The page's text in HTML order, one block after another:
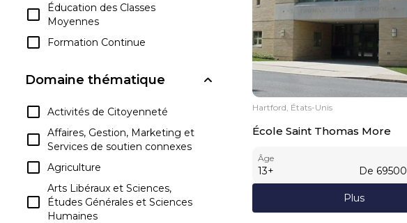
Éducation des Classes
Moyennes
Formation Continue
Domaine thématique
Activités de Citoyenneté
Affaires, Gestion, Marketing et
Services de soutien connexes
Agriculture
Arts Libéraux et Sciences,
Études Générales et Sciences
Humaines
Hartford, États-Unis
École Saint Thomas More
Âge
13+ De 69500
Plus